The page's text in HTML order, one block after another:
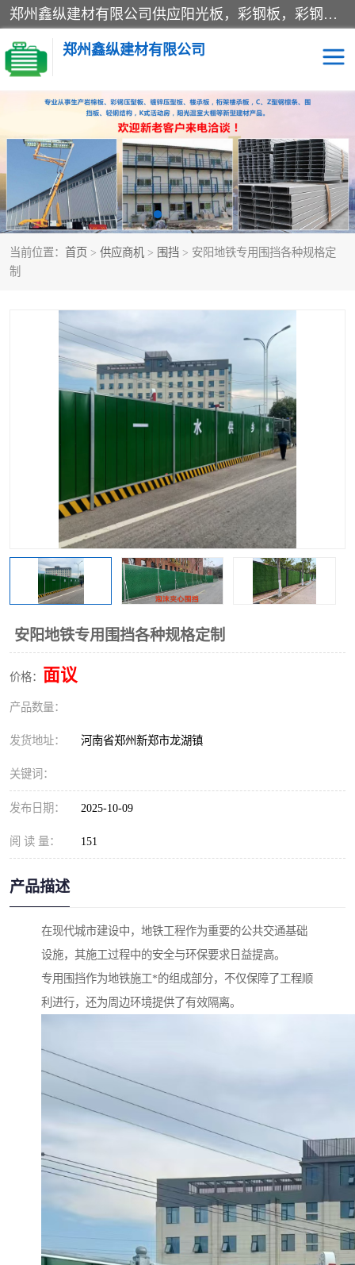
郑州鑫纵建材有限公司供应阳光板，彩钢板，彩钢钢构工程是一家集生产销售租赁安装于一体的企业，主要生产PC采光板，耐力板，仿古琉璃采光板，岩棉板、彩钢压型板、镀锌压型板、桁架楼承板，C、Z型钢檩条、围挡板、轻钢结构，阳光温室大棚等新型建材产品。公司旗下有多台移动式高空压瓦机租赁，承接全国各地业务，专业对外租赁各种型号压瓦机。
郑州鑫纵建材有限公司
当前位置： 首页 > 供应商机 > 围挡 > 安阳地铁专用围挡各种规格定
制
安阳地铁专用围挡各种规格定制
价格： 面议
产品数量：
发货地址： 河南省郑州新郑市龙湖镇
关键词：
发布日期： 2025-10-09
阅 读 量： 151
产品描述
在现代城市建设中，地铁工程作为重要的公共交通基础
设施，其施工过程中的安全与环保要求日益提高。
专用围挡作为地铁施工*的组成部分，不仅保障了工程顺
利进行，还为周边环境提供了有效隔离。
高空瓦机租赁 ASA合成树脂仿古瓦
CZ型钢 FRP采光板
PC多层板 PC耐力板
建筑围挡 楼层板
彩钢板
生产加工单板复合围挡 市